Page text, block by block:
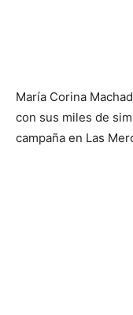
María Corina
con sus miles de
campaña en Las